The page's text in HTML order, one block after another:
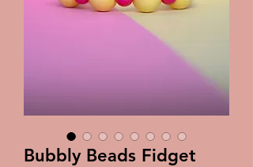
Bubbly Beads Fidget